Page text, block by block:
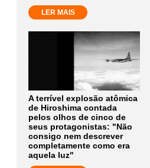
LER MAIS
A terrível explosão atômica
de Hiroshima contada
pelos olhos de cinco de
seus protagonistas: "Não
consigo nem descrever
completamente como era
aquela luz"